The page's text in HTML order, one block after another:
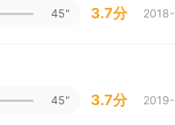
45" 3.7分
45" 3.7分